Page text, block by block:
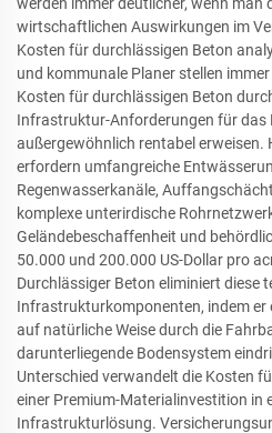
wirtschaftlichen Auswirkungen im
Kosten für durchlässigen Beton
und kommunale Planer stellen
Kosten für durchlässigen Beton
Infrastruktur-Anforderungen für das
außergewöhnlich rentabel erweisen.
erfordern umfangreiche
Regenwasserkanäle,
komplexe unterirdische
Geländebeschaffenheit und
50.000 und 200.000 US-Dollar pro
Durchlässiger Beton eliminiert diese
Infrastrukturkomponenten, indem er
auf natürliche Weise durch die
darunterliegende Bodensystem
Unterschied verwandelt die Kosten
einer Premium-Materialinvestition in
Infrastrukturlösung.